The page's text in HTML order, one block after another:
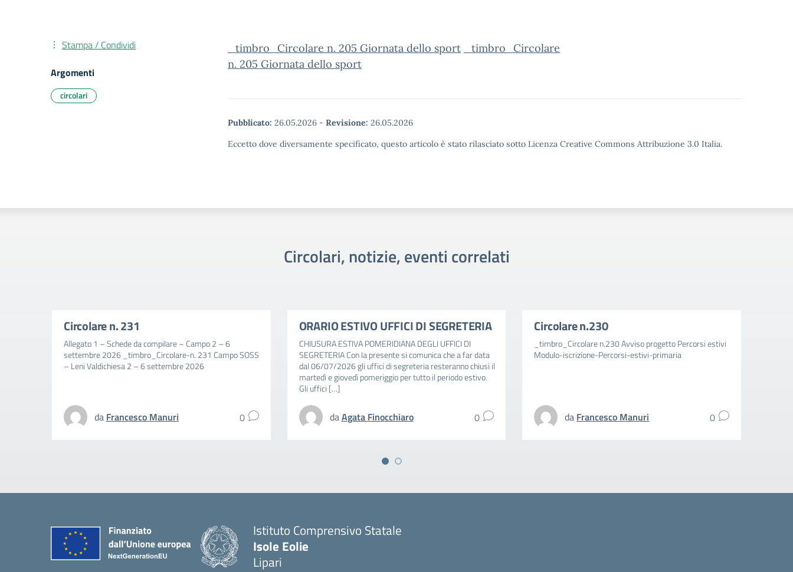
_timbro_Circolare n. 205 Giornata dello sport
_timbro_Circolare
n. 205 Giornata dello sport
Pubblicato: 26.05.2026 - Revisione: 26.05.2026
Eccetto dove diversamente specificato, questo articolo è stato rilasciato sotto Licenza Creative Commons Attribuzione 3.0 Italia.
Stampa / Condividi
Argomenti
circolari
Circolari, notizie, eventi correlati
Circolare n. 231
Allegato 1 – Schede da compilare – Campo 2 – 6
settembre 2026 _timbro_Circolare-n. 231 Campo SOSS
– Leni Valdichiesa 2 – 6 settembre 2026
da Francesco Manuri 0
ORARIO ESTIVO UFFICI DI SEGRETERIA
CHIUSURA ESTIVA POMERIDIANA DEGLI UFFICI DI
SEGRETERIA Con la presente si comunica che a far data
dal 06/07/2026 gli uffici di segreteria resteranno chiusi il
martedì e giovedì pomeriggio per tutto il periodo estivo.
Gli uffici […]
daAgata Finocchiaro 0
Circolare n.230
_timbro_Circolare n.230 Avviso progetto Percorsi estivi
Modulo-iscrizione-Percorsi-estivi-primaria
da Francesco Manuri 0
Istituto Comprensivo Statale
Isole Eolie
Lipari